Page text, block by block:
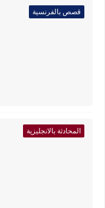
قصص بالفرنسية
المحادثة بالانجليزية